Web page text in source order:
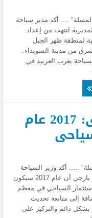
.... أكد مدير سياحة
انتهت من إعداد
لمنطقة ظهر الجبل
من مدينة السويداء.
يعرب العربيد في
وزير السياحة السورى: 2017 عام
..... أكد وزير السياحة
المهندس بشر يازجي أن عام 2017 سيكون
السياحي في معظم
إلى متابعة تحديث
بشكل دائم والتركيز على